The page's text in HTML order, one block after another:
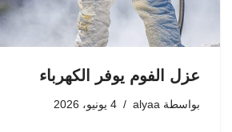
عزل الفوم يوفر الكهرباء
بواسطة alyaa 4 يونيو، 2026